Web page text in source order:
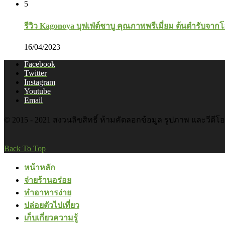
5
รีวิว Kagonoya บุฟเฟ่ต์ชาบู คุณภาพพรีเมี่ยม ต้นตำรับจาก
16/04/2023
Facebook
Twitter
Instagram
Youtube
Email
© 2015 - 2021 สงวนลิขสิทธิ์ ห้ามคัดลอกข้อมูล รูปภาพ และวีดี
Back To Top
หน้าหลัก
จ่ายร้านอร่อย
ทำอาหารง่าย
ปล่อยตัวไปเที่ยว
เก็บเกี่ยวความรู้